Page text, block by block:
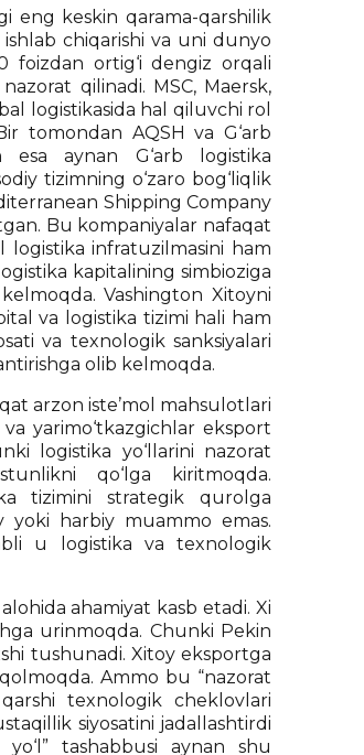
eng keskin qarama-qarshilik
chiqarishi va uni dunyo
foizdan ortig‘i dengiz orqali
qilinadi. MSC, Maersk,
logistikasida hal qiluvchi rol
tomondan AQSH va G‘arb
esa aynan G‘arb logistika
tizimning o‘zaro bog‘liqlik
Shipping Company
Bu kompaniyalar nafaqat
infratuzilmasini ham
kapitalining simbioziga
Vashington Xitoyni
va logistika tizimi hali ham
va texnologik sanksiyalari
olib kelmoqda.
arzon iste’mol mahsulotlari
yarimo‘tkazgichlar eksport
logistika yo‘llarini nazorat
qo‘lga kiritmoqda.
tizimini strategik qurolga
yoki harbiy muammo emas.
u logistika va texnologik
ahamiyat kasb etadi. Xi
urinmoqda. Chunki Pekin
tushunadi. Xitoy eksportga
Ammo bu “nazorat
texnologik cheklovlari
siyosatini jadallashtirdi
tashabbusi aynan shu